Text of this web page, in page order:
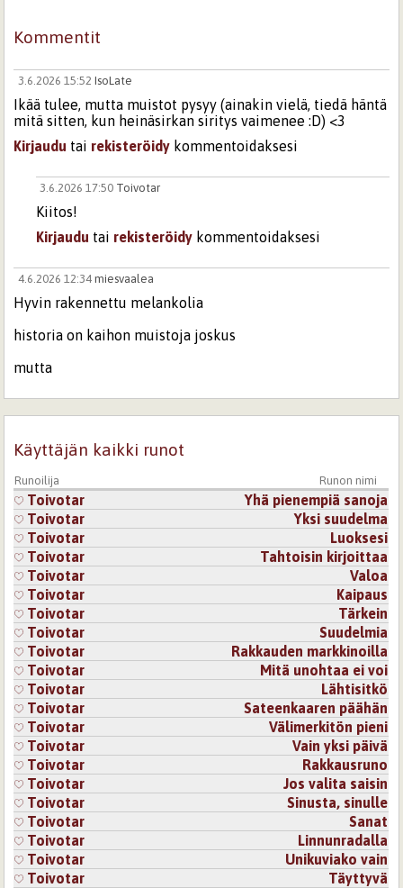
Kommentit
3.6.2026 15:52 IsoLate
Ikää tulee, mutta muistot pysyy (ainakin vielä, tiedä häntä
mitä sitten, kun heinäsirkan siritys vaimenee :D) <3
Kirjaudu tai rekisteröidy kommentoidaksesi
3.6.2026 17:50 Toivotar
Kiitos!
Kirjaudu tai rekisteröidy kommentoidaksesi
4.6.2026 12:34 miesvaalea
Hyvin rakennettu melankolia
historia on kaihon muistoja joskus
mutta
hienosti tuleva rakentuu Rakkaalleen
Kiitos, melankoliaa ja alkukesän kauneutta.
Kirjaudu
kommentoidaksesi
Sivut
Käyttäjän kaikki runot
Runoilija Runon nimi
Toivotar
Yhä pienempiä sanoja
Toivotar
Yksi suudelma
Toivotar
Luoksesi
Toivotar
Tahtoisin kirjoittaa
Toivotar
Valoa
Toivotar
Kaipaus
Toivotar
Tärkein
Toivotar
Suudelmia
Toivotar
Rakkauden markkinoilla
Toivotar
Mitä unohtaa ei voi
Toivotar
Lähtisitkö
Toivotar
Sateenkaaren päähän
Toivotar
Välimerkitön pieni
Toivotar
Vain yksi päivä
Toivotar
Rakkausruno
Toivotar
Jos valita saisin
Toivotar
Sinusta, sinulle
Toivotar
Sanat
Toivotar
Linnunradalla
Toivotar
Unikuviako vain
Toivotar
Täyttyvä